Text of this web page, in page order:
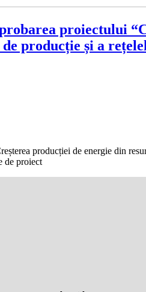
proiectului
producție și a
producției de energie din
de proiect